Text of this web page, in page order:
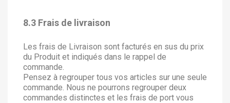
8.3 Frais de livraison
Les frais de Livraison sont facturés en sus du prix
du Produit et indiqués dans le rappel de
commande.
Pensez à regrouper tous vos articles sur une seule
commande. Nous ne pourrons regrouper deux
commandes distinctes et les frais de port vous